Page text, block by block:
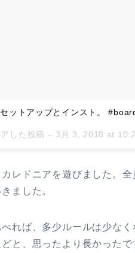
ットアップとインスト。
した投稿 – 3月 3, 2018 at
レドニアを遊びました。全
ました。
れば、多少ルールは少な
と、思ったより長かったで